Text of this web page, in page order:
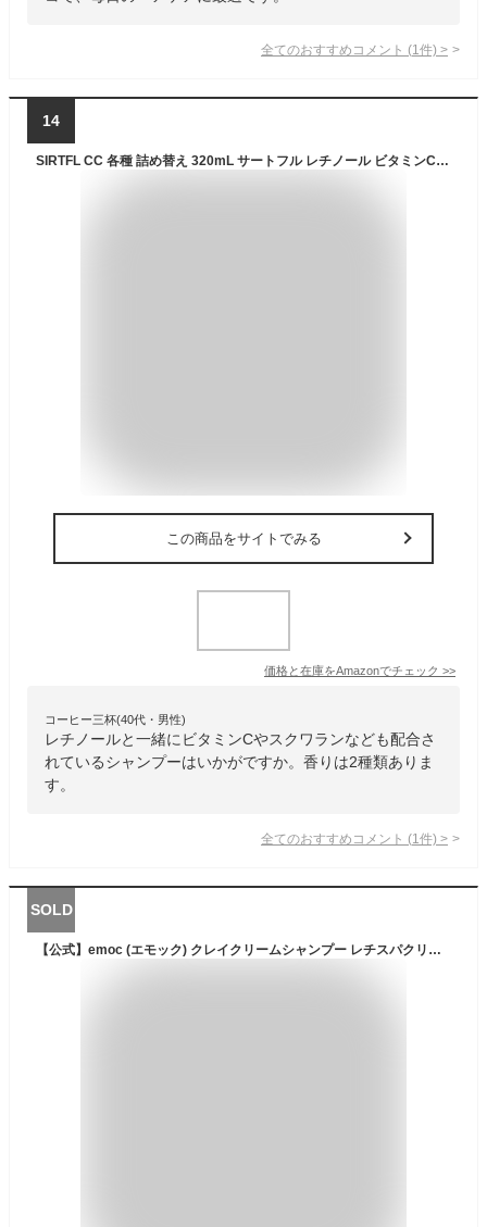
全てのおすすめコメント (1 件) >
14
SIRTFL CC 各種 詰め替え 320mL サートフル レチノール ビタミンC スクワラン ビタミンE アミノ酸 アミノ酸系 Useful Summit Storeオリジナル商品ページ (シャンプー スムース ペアー＆フリージアの香り×２袋)
この商品をサイトでみる
価格と在庫をAmazonでチェック >>
コーヒー三杯(40代・男性)
レチノールと一緒にビタミンCやスクワランなども配合さ
れているシャンプーはいかがですか。香りは2種類ありま
す。
全てのおすすめコメント (1 件) >
SOLD
【公式】emoc (エモック) クレイクリームシャンプー レチスパクリームシャンプー (400g詰め替え) クリームシャンプー 泥シャンプー レチノール カプセル配合 オールインワン 1本7役 スクラブ 頭皮エイジングケア (1袋（400g×1）)